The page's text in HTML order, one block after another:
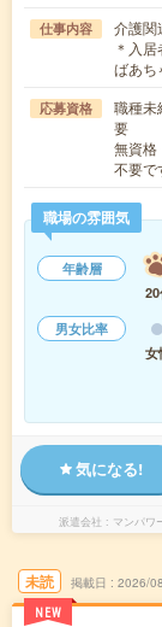
仕事内容
介護関
＊入
ばあち
応募資格
職種未
要
無資
不要
職場の雰囲気
年齢層
男女比率
女
気になる!
派遣会社 マンパワ
未読
NEW
掲載日 2026/